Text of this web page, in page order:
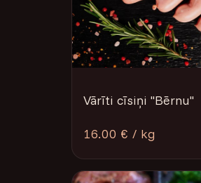
Vārīti cīsiņi ''Bērnu''
16.00 € / kg